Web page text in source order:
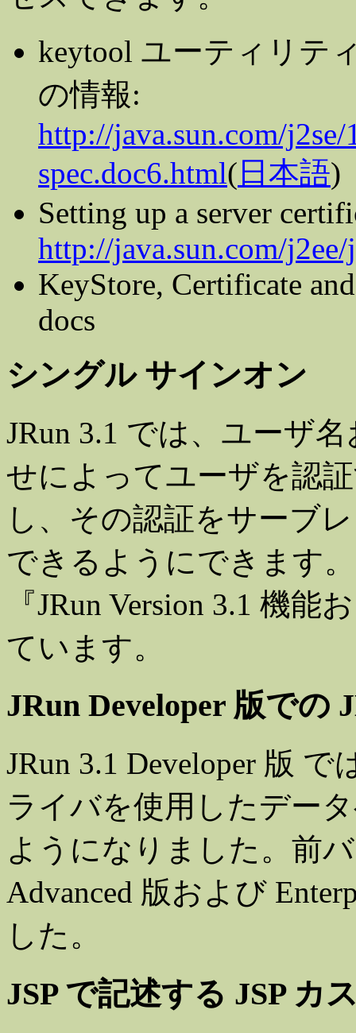
keytool ユーティリテ
の情報:
http://java.sun.com/
spec.doc6.html( 日本語)
Setting up a server
http://java.sun.com/
KeyStore, Certificate
docs
シングル サインオン
JRun 3.1 では、ユーザ
せによってユーザを認
し、その認証をサーブ
できるようにできます
『JRun Version 3.1 機
ています。
JRun Developer 版での
JRun 3.1 Developer 版 で
ライバを使用したデー
ようになりました。前
Advanced 版および
した。
JSP で記述する JSP カ